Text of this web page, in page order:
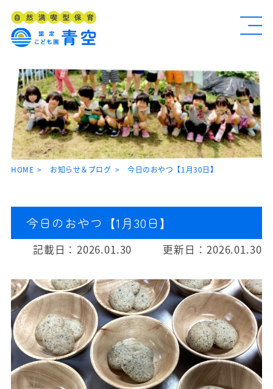
HOME お知らせ＆ブログ 今日のおやつ【1月30日】
今日のおやつ【1月30日】
記載日： 2026.01.30 更新日： 2026.01.30